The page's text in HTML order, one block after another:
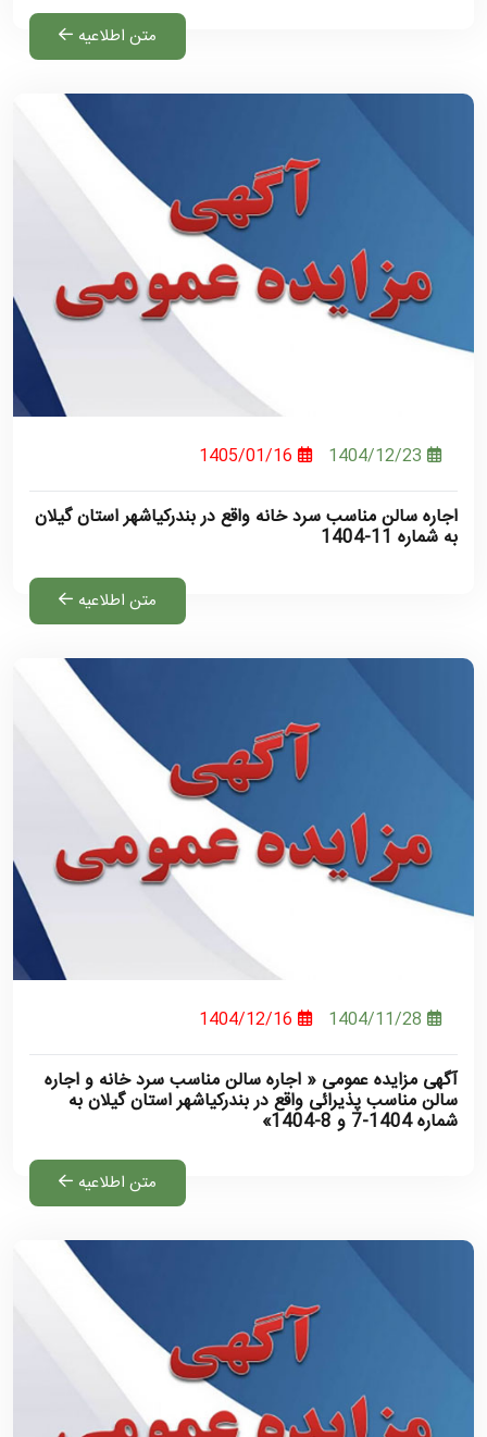
متن اطلاعیه
1404/12/23
1405/01/16
اجاره سالن مناسب سرد خانه واقع در بندرکیاشهر استان گیلان
به شماره 11-1404
متن اطلاعیه
1404/11/28
1404/12/16
آگهی مزایده عمومی « اجاره سالن مناسب سرد خانه و اجاره
سالن مناسب پذیرائی واقع در بندرکیاشهر استان گیلان به
شماره 1404-7 و 8-1404»
متن اطلاعیه